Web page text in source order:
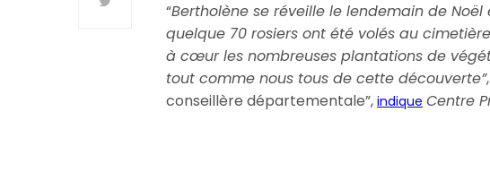
“Bertholène se réveille le lendemain de
quelque 70 rosiers ont été volés au
à cœur les nombreuses plantations de
tout comme nous tous de cette découverte”
conseillère départementale”,indique Centre